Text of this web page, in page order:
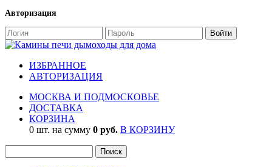
Авторизация
ИЗБРАННОЕ
АВТОРИЗАЦИЯ
МОСКВА И ПОДМОСКОВЬЕ
ДОСТАВКА
КОРЗИНА
0 шт. на сумму 0 руб. В КОРЗИНУ